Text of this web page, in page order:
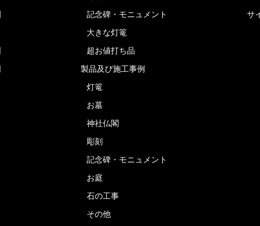
記念碑・モニュメント
大きな灯篭
超お値打ち品
製品及び施工事例
灯篭
お墓
神社仏閣
彫刻
記念碑・モニュメント
お庭
石の工事
その他
サ